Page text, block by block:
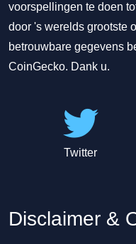
voorspellingen te doen
door 's werelds grootste
betrouwbare gegevens
CoinGecko. Dank u.
Twitter
Disclaimer &